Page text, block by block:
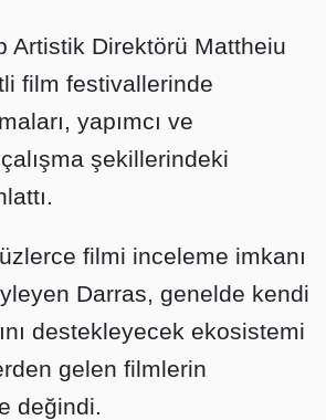
Artistik Direktörü Mattheiu
film festivallerinde
yapımcı ve
şekillerindeki
filmi inceleme imkanı
Darras, genelde kendi
destekleyecek ekosistemi
gelen filmlerin
değindi.